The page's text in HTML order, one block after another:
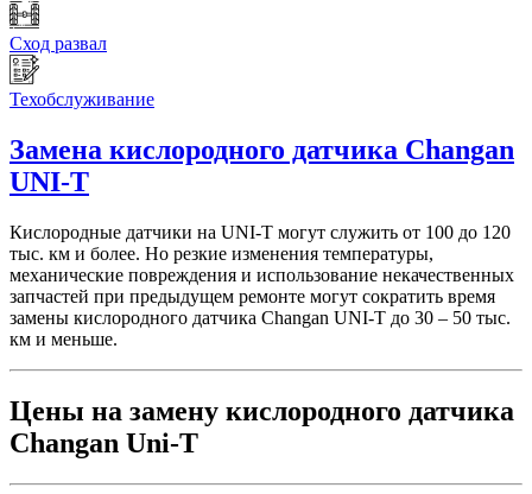
Сход развал
Техобслуживание
Замена кислородного датчика Changan
UNI-T
Кислородные датчики на UNI-T могут служить от 100 до 120
тыс. км и более. Но резкие изменения температуры,
механические повреждения и использование некачественных
запчастей при предыдущем ремонте могут сократить время
замены кислородного датчика Changan UNI-T до 30 – 50 тыс.
км и меньше.
Цены на замену кислородного датчика
Changan Uni-T